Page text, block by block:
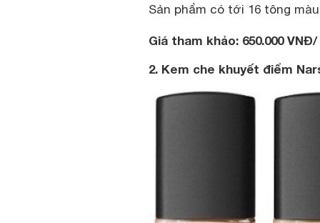
Sản phẩm có tới 16 tông
Giá tham khảo: 650.000 VNĐ/
2. Kem che khuyết điểm